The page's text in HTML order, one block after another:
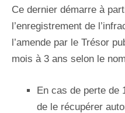
Ce dernier démarre à
l’enregistrement de
l’amende par le Trésor
mois à 3 ans selon le
En cas de perte de
de le récupérer